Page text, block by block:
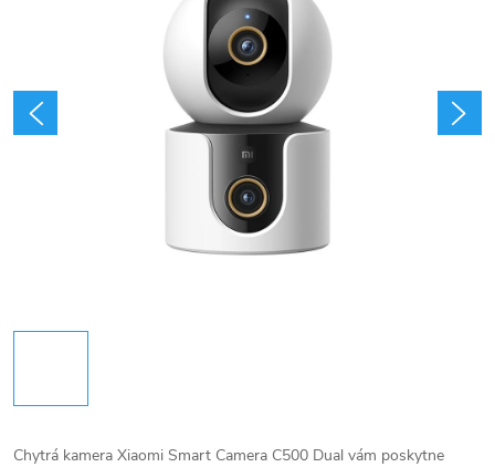
Chytrá kamera Xiaomi Smart Camera C500 Dual vám poskytne